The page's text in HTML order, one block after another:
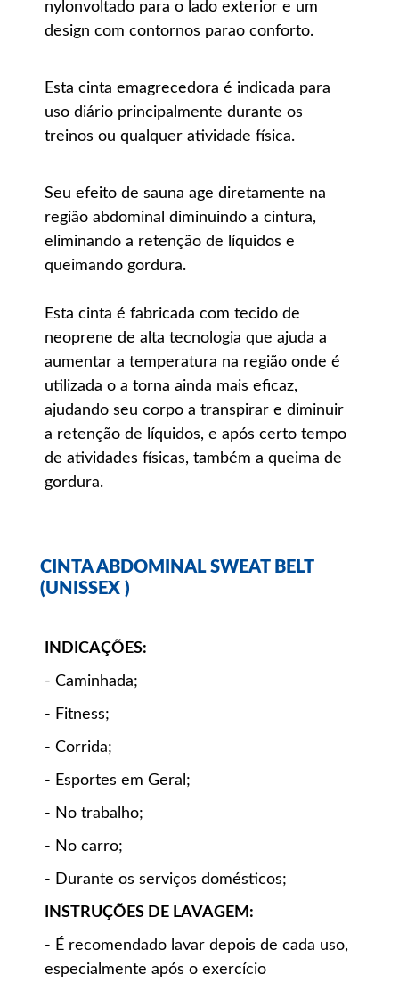
nylonvoltado para o lado exterior e um
design com contornos parao conforto.
Esta cinta emagrecedora é indicada para
uso diário principalmente durante os
treinos ou qualquer atividade física.
Seu efeito de sauna age diretamente na
região abdominal diminuindo a cintura,
eliminando a retenção de líquidos e
queimando gordura.
Esta cinta é fabricada com tecido de
neoprene de alta tecnologia que ajuda a
aumentar a temperatura na região onde é
utilizada o a torna ainda mais eficaz,
ajudando seu corpo a transpirar e diminuir
a retenção de líquidos, e após certo tempo
de atividades físicas, também a queima de
gordura.
CINTA ABDOMINAL SWEAT BELT
(UNISSEX )
INDICAÇÕES:
- Caminhada;
- Fitness;
- Corrida;
- Esportes em Geral;
- No trabalho;
- No carro;
- Durante os serviços domésticos;
INSTRUÇÕES DE LAVAGEM:
- É recomendado lavar depois de cada uso,
especialmente após o exercício